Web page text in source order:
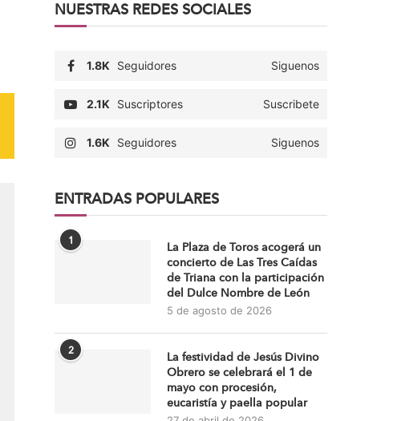
NUESTRAS REDES SOCIALES
1.8K Seguidores Siguenos
2.1K Suscriptores Suscribete
1.6K Seguidores Siguenos
ENTRADAS POPULARES
1
La Plaza de Toros acogerá un
concierto de Las Tres Caídas
de Triana con la participación
del Dulce Nombre de León
5 de agosto de 2026
2
La festividad de Jesús Divino
Obrero se celebrará el 1 de
mayo con procesión,
eucaristía y paella popular